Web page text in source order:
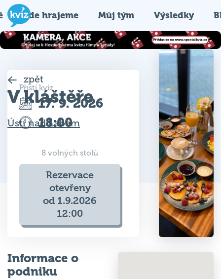
Kde hrajeme Můj tým Výsledky
zpět
V kláštěře
Ústí nad Labem
Příští kvíz
17. 9. 2026
18:00
8 volných stolů
Rezervace
otevřeny
od 1.9.2026
12:00
Informace o
podniku